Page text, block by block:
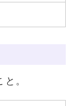
。